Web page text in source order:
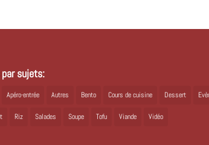
sujets:
Apéro-entrée Autres Bento Cours de cuisine Dessert
Riz Salades Soupe Tofu Viande Vidéo